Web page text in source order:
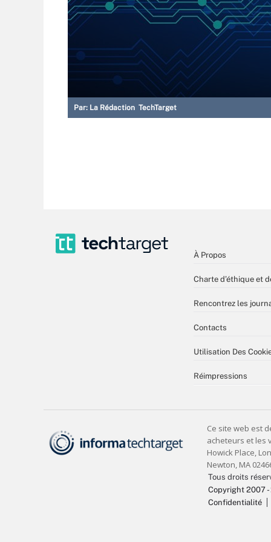
Par: La Rédaction TechTarget
À Propos
Charte d’éthique et
Rencontrez les
Contacts
Utilisation Des
Réimpressions
Tous droits
Copyright 2007 -
Confidentialité